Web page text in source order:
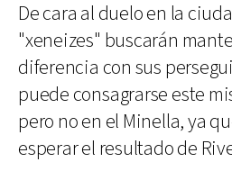
De cara al duelo en la
"xeneizes" buscarán
diferencia con sus
puede consagrarse este
pero no en el Minella, ya
esperar el resultado de